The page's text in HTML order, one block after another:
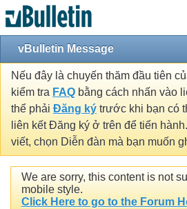
vBulletin Message
Nếu đây là chuyến thăm đầu tiên
kiểm tra FAQ bằng cách nhấn vào
thể phải Đăng ký trước khi bạn có
liên kết Đăng ký ở trên để tiến
viết, chọn Diễn đàn mà bạn muốn
We are sorry, this content is not
mobile style.
Click Here to go to the Forum